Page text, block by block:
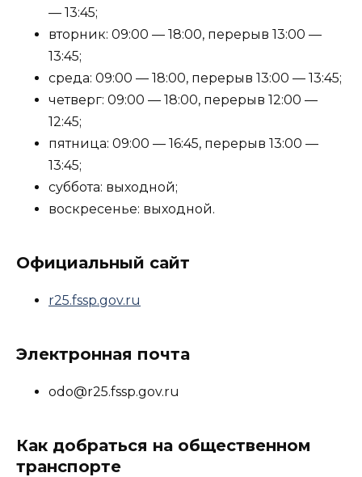
— 13:45;
вторник: 09:00 — 18:00, перерыв 13:00 —
13:45;
среда: 09:00 — 18:00, перерыв 13:00 — 13:45;
четверг: 09:00 — 18:00, перерыв 12:00 —
12:45;
пятница: 09:00 — 16:45, перерыв 13:00 —
13:45;
суббота: выходной;
воскресенье: выходной.
Официальный сайт
r25.fssp.gov.ru
Электронная почта
odo@r25.fssp.gov.ru
Как добраться на общественном
транспорте